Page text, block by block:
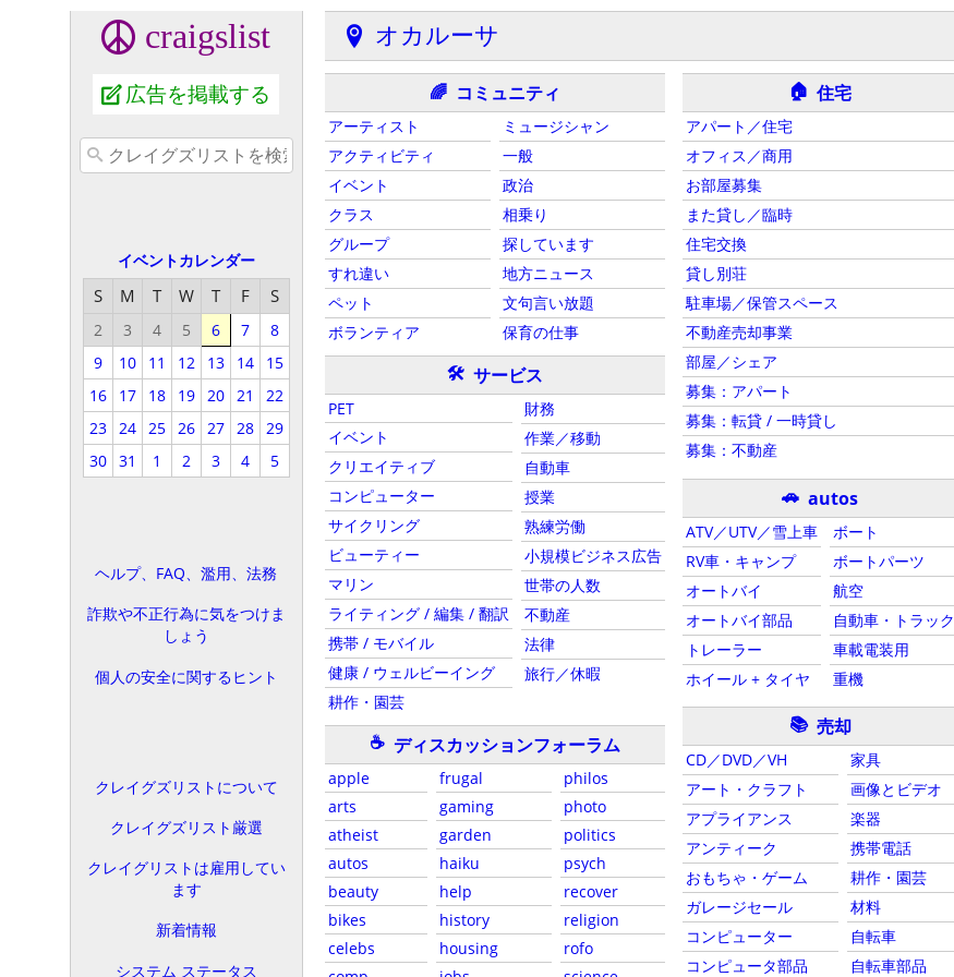
craigslist
広告を掲載する
イベントカレンダー
S M T W T F S
2 3 4 5 6 7
8
9
10 11 12 13 14
15
16
17 18 19 20 21
22
23
24 25 26 27 28
29
30
31 1 2 3 4 5
ヘルプ、FAQ、濫用、法務
詐欺や不正行為に気をつけま
しょう
個人の安全に関するヒント
クレイグズリストについて
クレイグズリスト厳選
クレイグリストは雇用してい
ます
新着情報
システム ステータス
オカルーサ
🌈 コミュニティ
アーティスト
アクティビティ
イベント
クラス
グループ
すれ違い
ペット
ボランティア
ミュージシャン
一般
政治
相乗り
探しています
地方ニュース
文句言い放題
保育の仕事
🛠 サービス
PET
イベント
クリエイティブ
コンピューター
サイクリング
ビューティー
マリン
ライティング / 編集 / 翻訳
携帯 / モバイル
健康 / ウェルビーイング
耕作・園芸
財務
作業／移動
自動車
授業
熟練労働
小規模ビジネス広告
世帯の人数
不動産
法律
旅行／休暇
☕ ディスカッションフォーラム
apple
arts
atheist
autos
beauty
bikes
celebs
frugal
gaming
garden
haiku
help
history
housing
philos
photo
politics
psych
recover
religion
rofo
🏠 住宅
アパート／住宅
オフィス／商用
お部屋募集
また貸し／臨時
住宅交換
貸し別荘
駐車場／保管スペース
不動産売却事業
部屋／シェア
募集：アパート
募集：転貸 / 一時貸し
募集：不動産
🚗 autos
ATV／UTV／雪上車
RV車・キャンプ
オートバイ
オートバイ部品
トレーラー
ホイール + タイヤ
ボート
ボートパーツ
航空
自動車・トラック
車載電装用
重機
📚 売却
CD／DVD／VH
アート・クラフト
アプライアンス
アンティーク
おもちゃ・ゲーム
ガレージセール
コンピューター
コンピュータ部品
家具
画像とビデオ
楽器
携帯電話
耕作・園芸
材料
自転車
自転車部品